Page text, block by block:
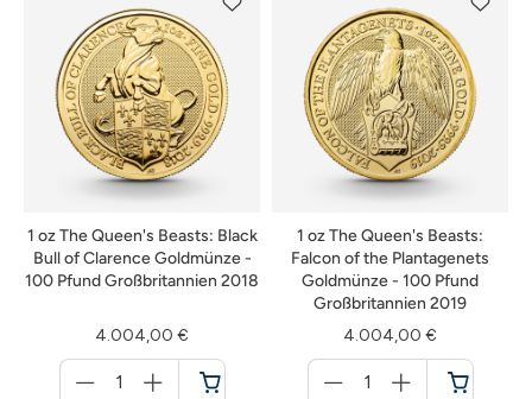
1 oz The Queen's Beasts: Black
Bull of Clarence Goldmünze -
100 Pfund Großbritannien 2018
4.004,00 €
für
1 oz The Queen's Beasts:
Falcon of the Plantagenets
Goldmünze - 100 Pfund
Großbritannien 2019
4.004,00 €
für